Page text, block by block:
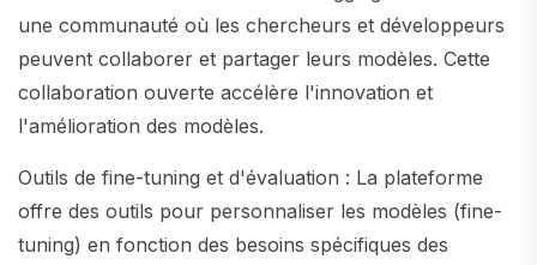
une communauté où les chercheurs et développeurs
peuvent collaborer et partager leurs modèles. Cette
collaboration ouverte accélère l'innovation et
l'amélioration des modèles.
Outils de fine-tuning et d'évaluation : La plateforme
offre des outils pour personnaliser les modèles (fine-
tuning) en fonction des besoins spécifiques des